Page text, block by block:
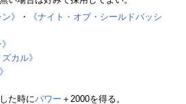
》
・
《ナイト・オブ・シールドバッシ
カル》
した時にパワー ＋2000を得る。